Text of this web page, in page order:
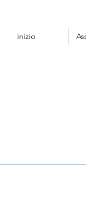
inizio